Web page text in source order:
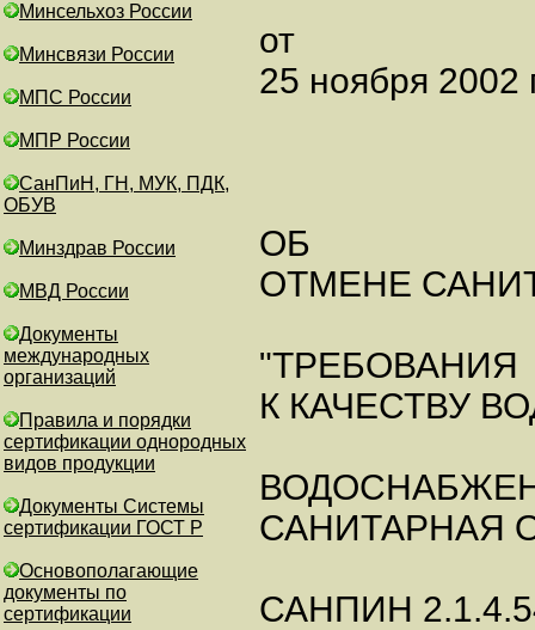
Минсельхоз России
Минсвязи России
МПС России
МПР России
СанПиН, ГН, МУК, ПДК,
ОБУВ
Минздрав России
МВД России
Документы
международных
организаций
Правила и порядки
сертификации однородных
видов продукции
Документы Системы
сертификации ГОСТ Р
Основополагающие
документы по
сертификации
от
25 ноября 2002
ОБ
ОТМЕНЕ
"ТРЕБОВАНИЯ
К КАЧЕСТВУ
САНИТАРНАЯ
САНПИН